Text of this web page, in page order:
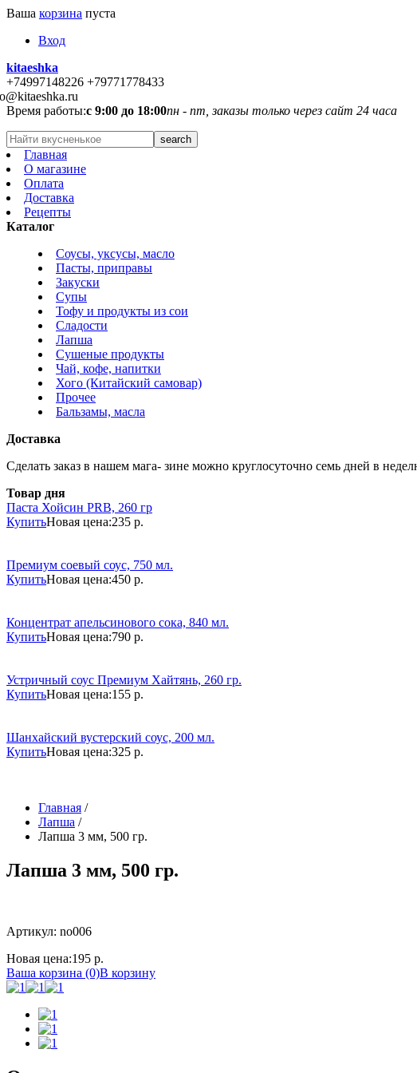
Ваша корзина пуста
Вход
kitaeshka
+74997148226 +79771778433
Время работы:с 9:00 до 18:00пн - пт, заказы только через сайт 24 часа
Главная
О магазине
Оплата
Доставка
Рецепты
Каталог
Соусы, уксусы, масло
Пасты, приправы
Закуски
Супы
Тофу и продукты из сои
Сладости
Лапша
Сушеные продукты
Чай, кофе, напитки
Хого (Китайский самовар)
Прочее
Бальзамы, масла
Доставка
Сделать заказ в нашем мага- зине можно круглосуточно семь дней в
Товар дня
Паста Хойсин PRB, 260 гр
КупитьНовая цена:235 р.
Премиум соевый соус, 750 мл.
КупитьНовая цена:450 р.
Концентрат апельсинового сока, 840 мл.
КупитьНовая цена:790 р.
Устричный соус Премиум Хайтянь, 260 гр.
КупитьНовая цена:155 р.
Шанхайский вустерский соус, 200 мл.
КупитьНовая цена:325 р.
Главная /
Лапша /
Лапша 3 мм, 500 гр.
Лапша 3 мм, 500 гр.
Артикул: no006
Новая цена:195 р.
Ваша корзина (0)В корзину